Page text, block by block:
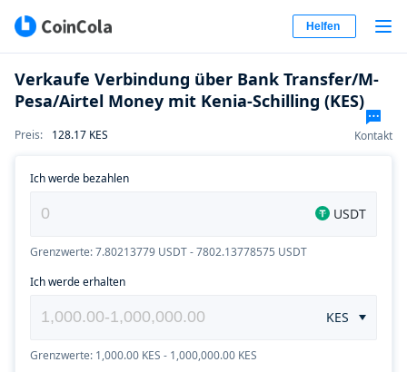
Helfen
Verkaufe Verbindung über Bank Transfer/M-
Pesa/Airtel Money mit Kenia-Schilling (KES)
Preis: 128.17 KES Kontakt
Ich werde erhalten
KES
Grenzwerte: 1,000.00 KES - 1,000,000.00 KES
Ich werde bezahlen
USDT
Grenzwerte: 7.80213779 USDT - 7802.13778575 USDT